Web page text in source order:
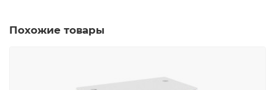
Похожие товары